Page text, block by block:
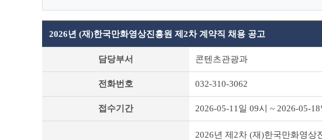
용
고
2026년 (재)한국만화영상진흥원 제2차 계약직 채용 공고
담당부서 콘텐츠관광과
전화번호 032-310-3062
접수기간 2026-05-11일 09시 ~ 2026-05-18
2026년 제2차 (재)한국만화영상